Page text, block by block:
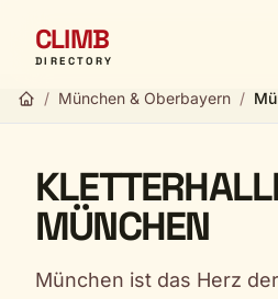
CLIMB
DIRECTORY
/ München & Oberbayern /
MÜNCHEN
München ist das Herz